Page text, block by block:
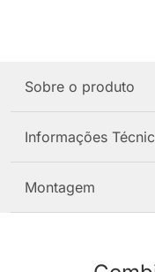
Sobre o produto
Informações
Montagem